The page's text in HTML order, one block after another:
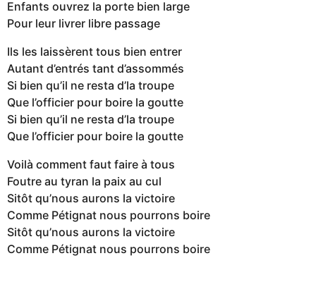
Enfants ouvrez la porte bien large
Pour leur livrer libre passage
Ils les laissèrent tous bien entrer
Autant d’entrés tant d’assommés
Si bien qu’il ne resta d’la troupe
Que l’officier pour boire la goutte
Si bien qu’il ne resta d’la troupe
Que l’officier pour boire la goutte
Voilà comment faut faire à tous
Foutre au tyran la paix au cul
Sitôt qu’nous aurons la victoire
Comme Pétignat nous pourrons boire
Sitôt qu’nous aurons la victoire
Comme Pétignat nous pourrons boire